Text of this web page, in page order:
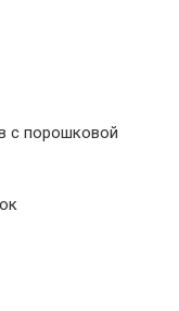
с порошковой